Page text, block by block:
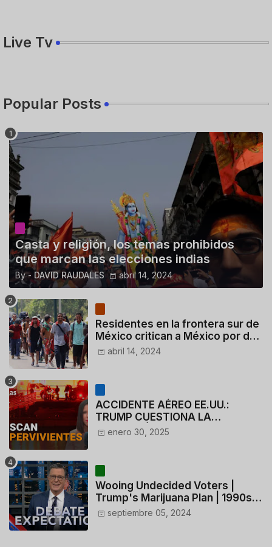
Live Tv
Popular Posts
Casta y religión, los temas prohibidos
que marcan las elecciones indias
By - DAVID RAUDALES abril 14, 2024
Residentes en la frontera sur de
México critican a México por dar
110 dólares a migrantes
abril 14, 2024
ACCIDENTE AÉREO EE.UU.:
TRUMP CUESTIONA LA
ACTUACIÓN DE LOS
enero 30, 2025
Wooing Undecided Voters |
Trump's Marijuana Plan | 1990s
Porn Expert Mark Robinson
septiembre 05, 2024